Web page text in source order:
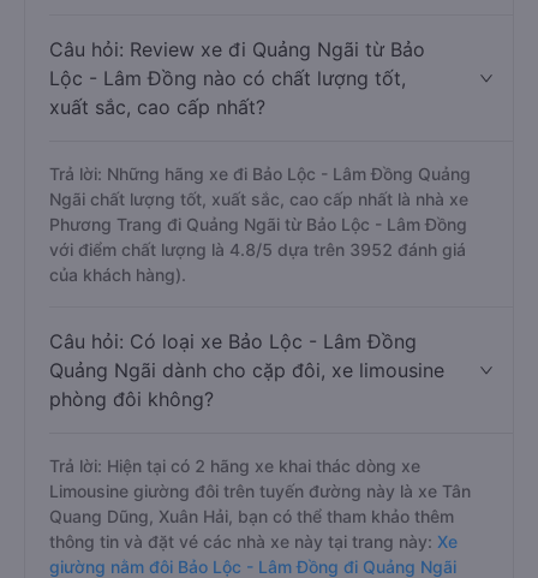
Câu hỏi: Review xe đi Quảng Ngãi từ Bảo
Lộc - Lâm Đồng nào có chất lượng tốt,
xuất sắc, cao cấp nhất?
Trả lời: Những hãng xe đi Bảo Lộc - Lâm Đồng Quảng
Ngãi chất lượng tốt, xuất sắc, cao cấp nhất là nhà xe
Phương Trang đi Quảng Ngãi từ Bảo Lộc - Lâm Đồng
với điểm chất lượng là 4.8/5 dựa trên 3952 đánh giá
của khách hàng).
Câu hỏi: Có loại xe Bảo Lộc - Lâm Đồng
Quảng Ngãi dành cho cặp đôi, xe limousine
phòng đôi không?
Trả lời: Hiện tại có 2 hãng xe khai thác dòng xe
Limousine giường đôi trên tuyến đường này là xe Tân
Quang Dũng, Xuân Hải, bạn có thể tham khảo thêm
thông tin và đặt vé các nhà xe này tại trang này: Xe
giường nằm đôi Bảo Lộc - Lâm Đồng đi Quảng Ngãi